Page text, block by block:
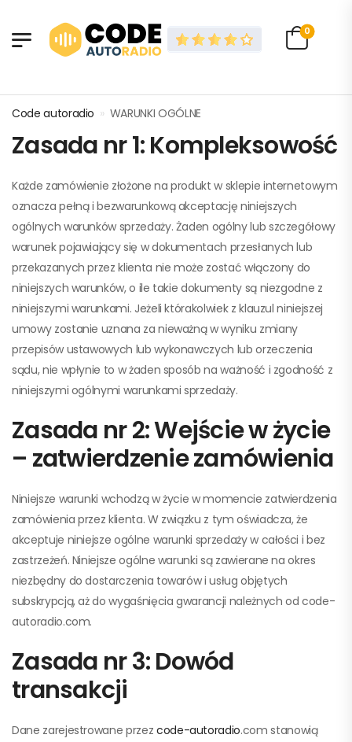
0
Code autoradio » WARUNKI OGÓLNE
Zasada nr 1: Kompleksowość
Każde zamówienie złożone na produkt w sklepie internetowym
oznacza pełną i bezwarunkową akceptację niniejszych
ogólnych warunków sprzedaży. Żaden ogólny lub szczegółowy
warunek pojawiający się w dokumentach przesłanych lub
przekazanych przez klienta nie może zostać włączony do
niniejszych warunków, o ile takie dokumenty są niezgodne z
niniejszymi warunkami. Jeżeli którakolwiek z klauzul niniejszej
umowy zostanie uznana za nieważną w wyniku zmiany
przepisów ustawowych lub wykonawczych lub orzeczenia
sądu, nie wpłynie to w żaden sposób na ważność i zgodność z
niniejszymi ogólnymi warunkami sprzedaży.
Zasada nr 2: Wejście w życie
– zatwierdzenie zamówienia
Niniejsze warunki wchodzą w życie w momencie zatwierdzenia
zamówienia przez klienta. W związku z tym oświadcza, że
akceptuje niniejsze ogólne warunki sprzedaży w całości i bez
zastrzeżeń. Niniejsze ogólne warunki są zawierane na okres
niezbędny do dostarczenia towarów i usług objętych
subskrypcją, aż do wygaśnięcia gwarancji należnych od code-
autoradio.com.
Zasada nr 3: Dowód
transakcji
Dane zarejestrowane przez code-autoradio.com stanowią